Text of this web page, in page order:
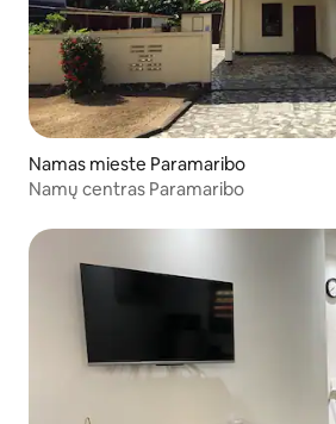
Namas mieste Paramaribo
Namų centras Paramaribo